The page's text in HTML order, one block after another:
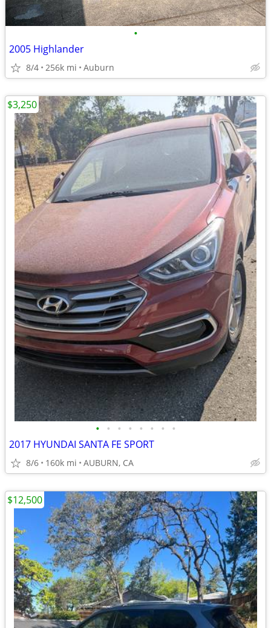
•
2005 Highlander
8/4 256k mi Auburn
• • • • • • • •
2017 HYUNDAI SANTA FE SPORT
8/6 160k mi AUBURN, CA
$3,250
$12,500